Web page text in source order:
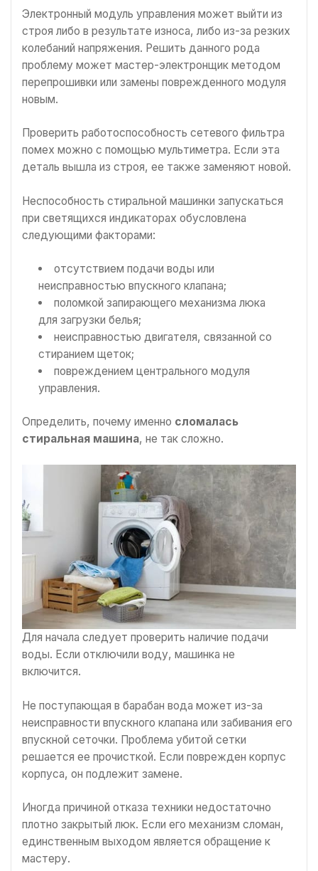
Электронный модуль управления может выйти из
строя либо в результате износа, либо из-за резких
колебаний напряжения. Решить данного рода
проблему может мастер-электронщик методом
перепрошивки или замены поврежденного модуля
новым.
Проверить работоспособность сетевого фильтра
помех можно с помощью мультиметра. Если эта
деталь вышла из строя, ее также заменяют новой.
Неспособность стиральной машинки запускаться
при светящихся индикаторах обусловлена
следующими факторами:
отсутствием подачи воды или
неисправностью впускного клапана;
поломкой запирающего механизма люка
для загрузки белья;
неисправностью двигателя, связанной со
стиранием щеток;
повреждением центрального модуля
управления.
Определить, почему именно сломалась
стиральная машина, не так сложно.
Для начала следует проверить наличие подачи
воды. Если отключили воду, машинка не
включится.
Не поступающая в барабан вода может из-за
неисправности впускного клапана или забивания его
впускной сеточки. Проблема убитой сетки
решается ее прочисткой. Если поврежден корпус
корпуса, он подлежит замене.
Иногда причиной отказа техники недостаточно
плотно закрытый люк. Если его механизм сломан,
единственным выходом является обращение к
мастеру.